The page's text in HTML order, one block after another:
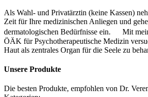
Als Wahl- und Privatärztin (keine Kassen)
Zeit für Ihre medizinischen Anliegen und
dermatologischen Bedürfnisse ein. Mit
ÖÄK für Psychotherapeutische Medizin
Haut als zentrales Organ für die Seele zu
Unsere Produkte
Die besten Produkte, empfohlen von Dr.